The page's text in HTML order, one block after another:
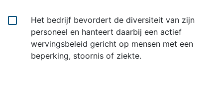
Het bedrijf bevordert de diversiteit van zijn
personeel en hanteert daarbij een actief
wervingsbeleid gericht op mensen met een
beperking, stoornis of ziekte.